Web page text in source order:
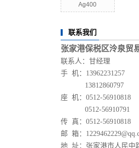
Ag400
联系我们
张家港保税区泠泉贸
联系人：甘经理
手 机：13962231257
13812860797
座 机：0512-56910818
0512-56910791
传 真：0512-56910818
邮 箱：
地 址：张家港市人民中